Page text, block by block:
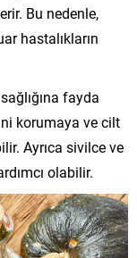
Bu nedenle,
hastalıkların
fayda
korumaya ve cilt
Ayrıca sivilce ve
olabilir.